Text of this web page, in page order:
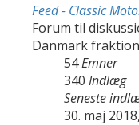
Feed - Classic
Forum til
Danmark
54Emner
340 Indlæg
Seneste
30. maj